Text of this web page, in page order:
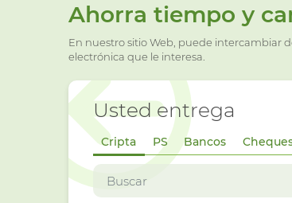
Ahorra tiempo y
En nuestro sitio Web, puede intercambiar
electrónica que le interesa.
Usted entrega
Cripta PS Bancos